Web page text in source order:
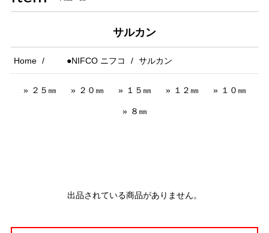
サルカン
Home ●NIFCO ニフコ サルカン
２５㎜ ２０㎜ １５㎜ １２㎜ １０㎜
８㎜
出品されている商品がありません。